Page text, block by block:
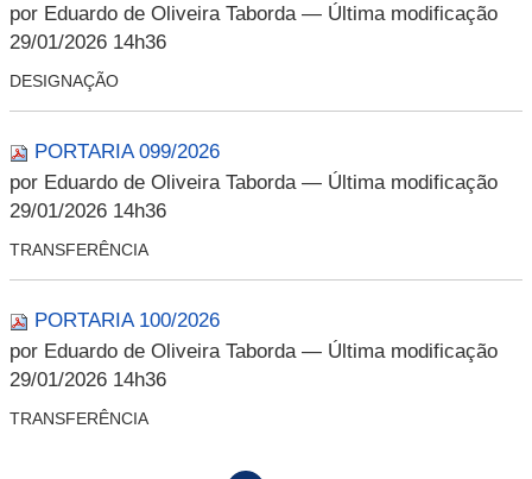
por Eduardo de Oliveira Taborda — Última modificação
29/01/2026 14h36
DESIGNAÇÃO
PORTARIA 099/2026
por Eduardo de Oliveira Taborda — Última modificação
29/01/2026 14h36
TRANSFERÊNCIA
PORTARIA 100/2026
por Eduardo de Oliveira Taborda — Última modificação
29/01/2026 14h36
TRANSFERÊNCIA